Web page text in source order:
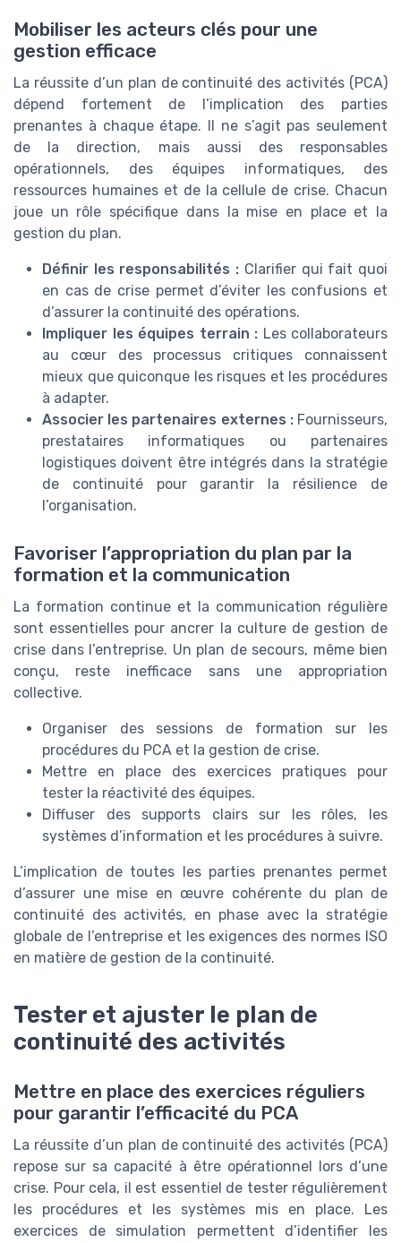
Mobiliser les acteurs clés pour une
gestion efficace
La réussite d’un plan de continuité des activités (PCA)
dépend fortement de l’implication des parties
prenantes à chaque étape. Il ne s’agit pas seulement
de la direction, mais aussi des responsables
opérationnels, des équipes informatiques, des
ressources humaines et de la cellule de crise. Chacun
joue un rôle spécifique dans la mise en place et la
gestion du plan.
Définir les responsabilités : Clarifier qui fait quoi
en cas de crise permet d’éviter les confusions et
d’assurer la continuité des opérations.
Impliquer les équipes terrain : Les collaborateurs
au cœur des processus critiques connaissent
mieux que quiconque les risques et les procédures
à adapter.
Associer les partenaires externes :Fournisseurs,
prestataires informatiques ou partenaires
logistiques doivent être intégrés dans la stratégie
de continuité pour garantir la résilience de
l’organisation.
Favoriser l’appropriation du plan par la
formation et la communication
La formation continue et la communication régulière
sont essentielles pour ancrer la culture de gestion de
crise dans l’entreprise. Un plan de secours, même bien
conçu, reste inefficace sans une appropriation
collective.
Organiser des sessions de formation sur les
procédures du PCA et la gestion de crise.
Mettre en place des exercices pratiques pour
tester la réactivité des équipes.
Diffuser des supports clairs sur les rôles, les
systèmes d’information et les procédures à suivre.
L’implication de toutes les parties prenantes permet
d’assurer une mise en œuvre cohérente du plan de
continuité des activités, en phase avec la stratégie
globale de l’entreprise et les exigences des normes ISO
en matière de gestion de la continuité.
Tester et ajuster le plan de
continuité des activités
Mettre en place des exercices réguliers
pour garantir l’efficacité du PCA
La réussite d’un plan de continuité des activités (PCA)
repose sur sa capacité à être opérationnel lors d’une
crise. Pour cela, il est essentiel de tester régulièrement
les procédures et les systèmes mis en place. Les
exercices de simulation permettent d’identifier les